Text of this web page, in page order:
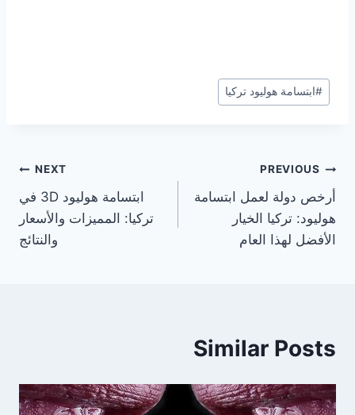
Post
Tags:
#ابتسامة هوليود تركيا
تصفّح
المقالات
PREVIOUS
أرخص دولة لعمل ابتسامة
هوليود: تركيا الخيار
الأفضل لهذا العام
NEXT
ابتسامة هوليود 3D في
تركيا: المميزات والأسعار
والنتائج
Similar Posts